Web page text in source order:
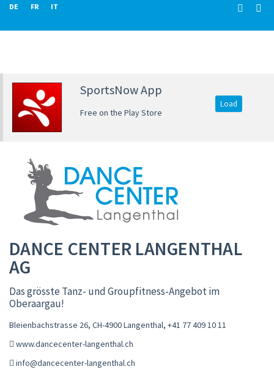
DE FR IT
SportsNow App
Free on the Play Store
Load
DANCE CENTER LANGENTHAL
AG
Das grösste Tanz- und Groupfitness-Angebot im
Oberaargau!
Bleienbachstrasse 26, CH-4900 Langenthal, +41 77 409 10 11
www.dancecenter-langenthal.ch
info@dancecenter-langenthal.ch